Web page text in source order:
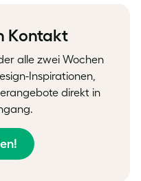
Kontakt
alle zwei Wochen
Inspirationen,
direkt in